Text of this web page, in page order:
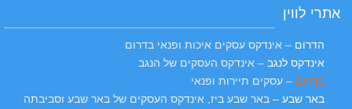
אתרי לווין
הדרום – אינדקס עסקים איכות ופנאי בדרום
אינדקס לנגב – אינדקס העסקים של הנגב
בדרום – עסקים תיירות ופנאי
באר שבע – באר שבע ביז, אינדקס העסקים של באר שבע וסביבתה